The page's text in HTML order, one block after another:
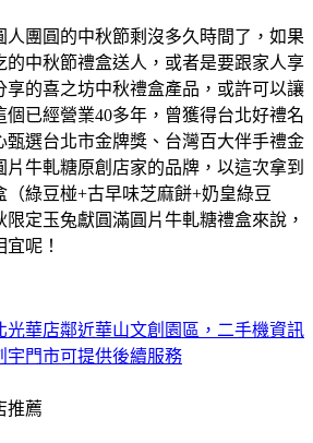
人團圓的中秋節剩沒多久時間了，如果
的中秋節禮盒送人，或者是要跟家人享
享的喜之坊中秋禮盒產品，或許可以讓
已經營業40多年，曾獲得台北好禮名
甄選台北市金牌獎、台灣百大伴手禮金
牛軋糖原創店家的品牌，以這次拿到
（綠豆椪+古早味芝麻餅+奶皇綠豆
定玉兔獻圓滿圓片牛軋糖禮盒來說，
呢！
光華店鄰近華山文創園區，二手機資訊
宇門市可提供後續服務